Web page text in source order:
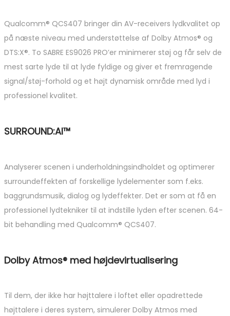
Qualcomm® QCS407 bringer din AV-receivers lydkvalitet op
på næste niveau med understøttelse af Dolby Atmos® og
DTS:X®. To SABRE ES9026 PRO’er minimerer støj og får selv de
mest sarte lyde til at lyde fyldige og giver et fremragende
signal/støj-forhold og et højt dynamisk område med lyd i
professionel kvalitet.
SURROUND:AI™
Analyserer scenen i underholdningsindholdet og optimerer
surroundeffekten af forskellige lydelementer som f.eks.
baggrundsmusik, dialog og lydeffekter. Det er som at få en
professionel lydtekniker til at indstille lyden efter scenen. 64-
bit behandling med Qualcomm® QCS407.
Dolby Atmos® med højdevirtualisering
Til dem, der ikke har højttalere i loftet eller opadrettede
højttalere i deres system, simulerer Dolby Atmos med